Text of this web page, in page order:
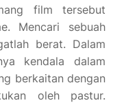
film tersebut
Mencari sebuah
berat. Dalam
kendala dalam
berkaitan dengan
oleh pastur.